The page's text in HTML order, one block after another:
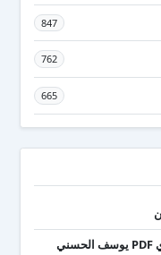
847
762
665
تحميل كتاب عقدك النفسية سجنك الأبدي PDF يوسف الحسني